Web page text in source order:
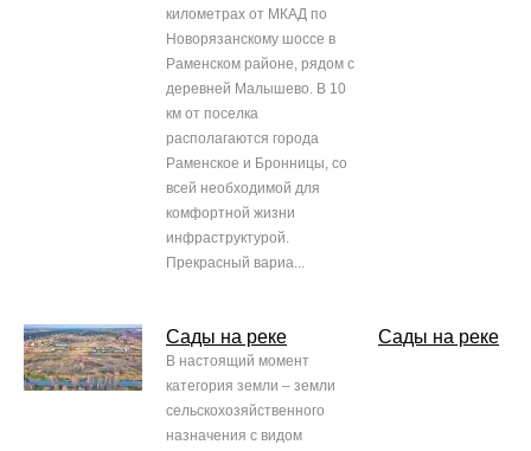
километрах от МКАД по
Новорязанскому шоссе в
Раменском районе, рядом с
деревней Малышево. В 10
км от поселка
располагаются города
Раменское и Бронницы, со
всей необходимой для
комфортной жизни
инфраструктурой.
Прекрасный вариа...
Сады на реке
В настоящий момент
категория земли – земли
сельскохозяйственного
назначения с видом
Сады на реке